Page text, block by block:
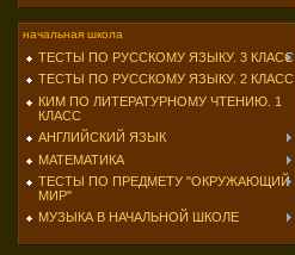
начальная школа
ТЕСТЫ ПО РУССКОМУ ЯЗЫКУ. 3 КЛАСС
ТЕСТЫ ПО РУССКОМУ ЯЗЫКУ. 2 КЛАСС
КИМ ПО ЛИТЕРАТУРНОМУ ЧТЕНИЮ. 1
КЛАСС
АНГЛИЙСКИЙ ЯЗЫК
МАТЕМАТИКА
ТЕСТЫ ПО ПРЕДМЕТУ "ОКРУЖАЮЩИЙ
МИР"
МУЗЫКА В НАЧАЛЬНОЙ ШКОЛЕ